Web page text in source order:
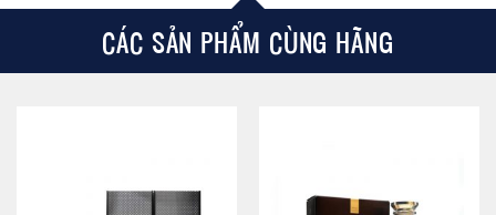
CÁC SẢN PHẨM CÙNG HÃNG